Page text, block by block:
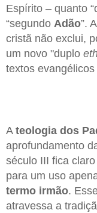
Espírito – quanto
“segundo Adão”.
cristã não exclui,
um novo "duplo
textos
A teologia dos
aprofundamento
século III fica
para um uso
termo irmão.
atravessa a